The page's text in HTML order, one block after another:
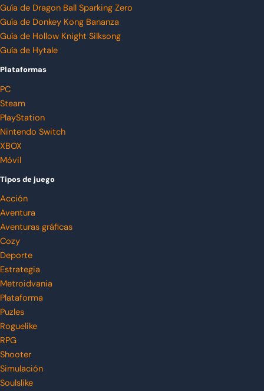
Guía de Dragon Ball Sparking Zero
Guía de Donkey Kong Bananza
Guía de Hollow Knight Silksong
Guía de Hytale
Plataformas
PC
Steam
PlayStation
Nintendo Switch
XBOX
Móvil
Tipos de juego
Acción
Aventura
Aventuras gráficas
Cozy
Deporte
Estrategia
Metroidvania
Plataforma
Puzles
Roguelike
RPG
Shooter
Simulación
Soulslike